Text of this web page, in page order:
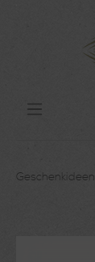
Geschenkideen